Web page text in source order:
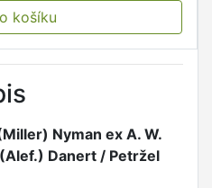
košíku
Nyman ex A. W.
Danert / Petržel